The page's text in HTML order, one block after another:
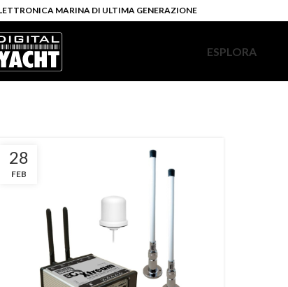
MARINA DI ULTIMA GENERAZIONE
ESPLORA
28
FEB